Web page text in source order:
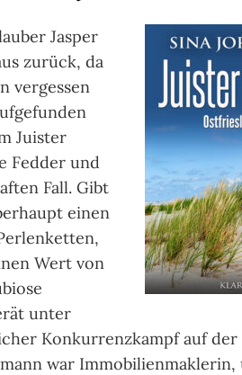
Jasper
zurück, da
vergessen
Juister
Fedder und
Fall. Gibt
einen
Wert von
unter
Konkurrenzkampf auf
war Immobilienmaklerin,